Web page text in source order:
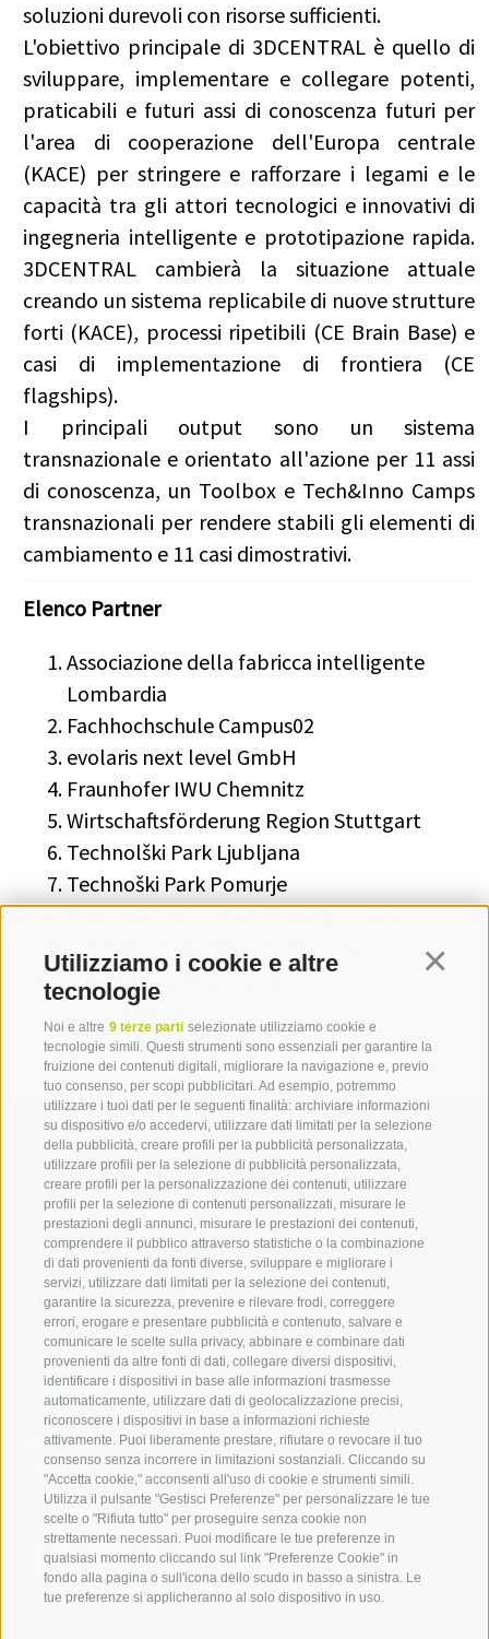
Utilizziamo i cookie e altre
tecnologie
Noi e altre 9 terze parti selezionate utilizziamo cookie e
tecnologie simili. Questi strumenti sono essenziali per garantire la
fruizione dei contenuti digitali, migliorare la navigazione e, previo
tuo consenso, per scopi pubblicitari. Ad esempio, potremmo
utilizzare i tuoi dati per le seguenti finalità: archiviare informazioni
su dispositivo e/o accedervi, utilizzare dati limitati per la selezione
della pubblicità, creare profili per la pubblicità personalizzata,
utilizzare profili per la selezione di pubblicità personalizzata,
creare profili per la personalizzazione dei contenuti, utilizzare
profili per la selezione di contenuti personalizzati, misurare le
prestazioni degli annunci, misurare le prestazioni dei contenuti,
comprendere il pubblico attraverso statistiche o la combinazione
di dati provenienti da fonti diverse, sviluppare e migliorare i
servizi, utilizzare dati limitati per la selezione dei contenuti,
garantire la sicurezza, prevenire e rilevare frodi, correggere
errori, erogare e presentare pubblicità e contenuto, salvare e
comunicare le scelte sulla privacy, abbinare e combinare dati
provenienti da altre fonti di dati, collegare diversi dispositivi,
identificare i dispositivi in base alle informazioni trasmesse
automaticamente, utilizzare dati di geolocalizzazione precisi,
riconoscere i dispositivi in base a informazioni richieste
attivamente. Puoi liberamente prestare, rifiutare o revocare il tuo
consenso senza incorrere in limitazioni sostanziali. Cliccando su
"Accetta cookie," acconsenti all'uso di cookie e strumenti simili.
Utilizza il pulsante "Gestisci Preferenze" per personalizzare le tue
scelte o "Rifiuta tutto" per proseguire senza cookie non
strettamente necessari. Puoi modificare le tue preferenze in
qualsiasi momento cliccando sul link "Preferenze Cookie" in
fondo alla pagina o sull'icona dello scudo in basso a sinistra. Le
tue preferenze si applicheranno al solo dispositivo in uso.
soluzioni durevoli con risorse sufficienti.
L'obiettivo principale di 3DCENTRAL è quello di
sviluppare, implementare e collegare potenti,
praticabili e futuri assi di conoscenza futuri per
l'area di cooperazione dell'Europa centrale
(KACE) per stringere e rafforzare i legami e le
capacità tra gli attori tecnologici e innovativi di
ingegneria intelligente e prototipazione rapida.
3DCENTRAL cambierà la situazione attuale
creando un sistema replicabile di nuove strutture
forti (KACE), processi ripetibili (CE Brain Base) e
casi di implementazione di frontiera (CE
flagships).
I principali output sono un sistema
transnazionale e orientato all'azione per 11 assi
di conoscenza, un Toolbox e Tech&Inno Camps
transnazionali per rendere stabili gli elementi di
cambiamento e 11 casi dimostrativi.
Elenco Partner
Associazione della fabricca intelligente
Lombardia
Fachhochschule Campus02
evolaris next level GmbH
Fraunhofer IWU Chemnitz
Wirtschaftsförderung Region Stuttgart
Technolški Park Ljubljana
Technoški Park Pomurje
Pannon Gazdasági Hálóza Egyesület
Krakowski Park Technologiczny
Politechnica Krakowska
Mettetevi in contatto con
noi
IDM Südtirol - Alto Adige
+39 0471 094 000
info[at]idm-suedtirol.com
idm[at]pec.idm-suedtirol.com
SCRIVICI
DOVE SIAMO